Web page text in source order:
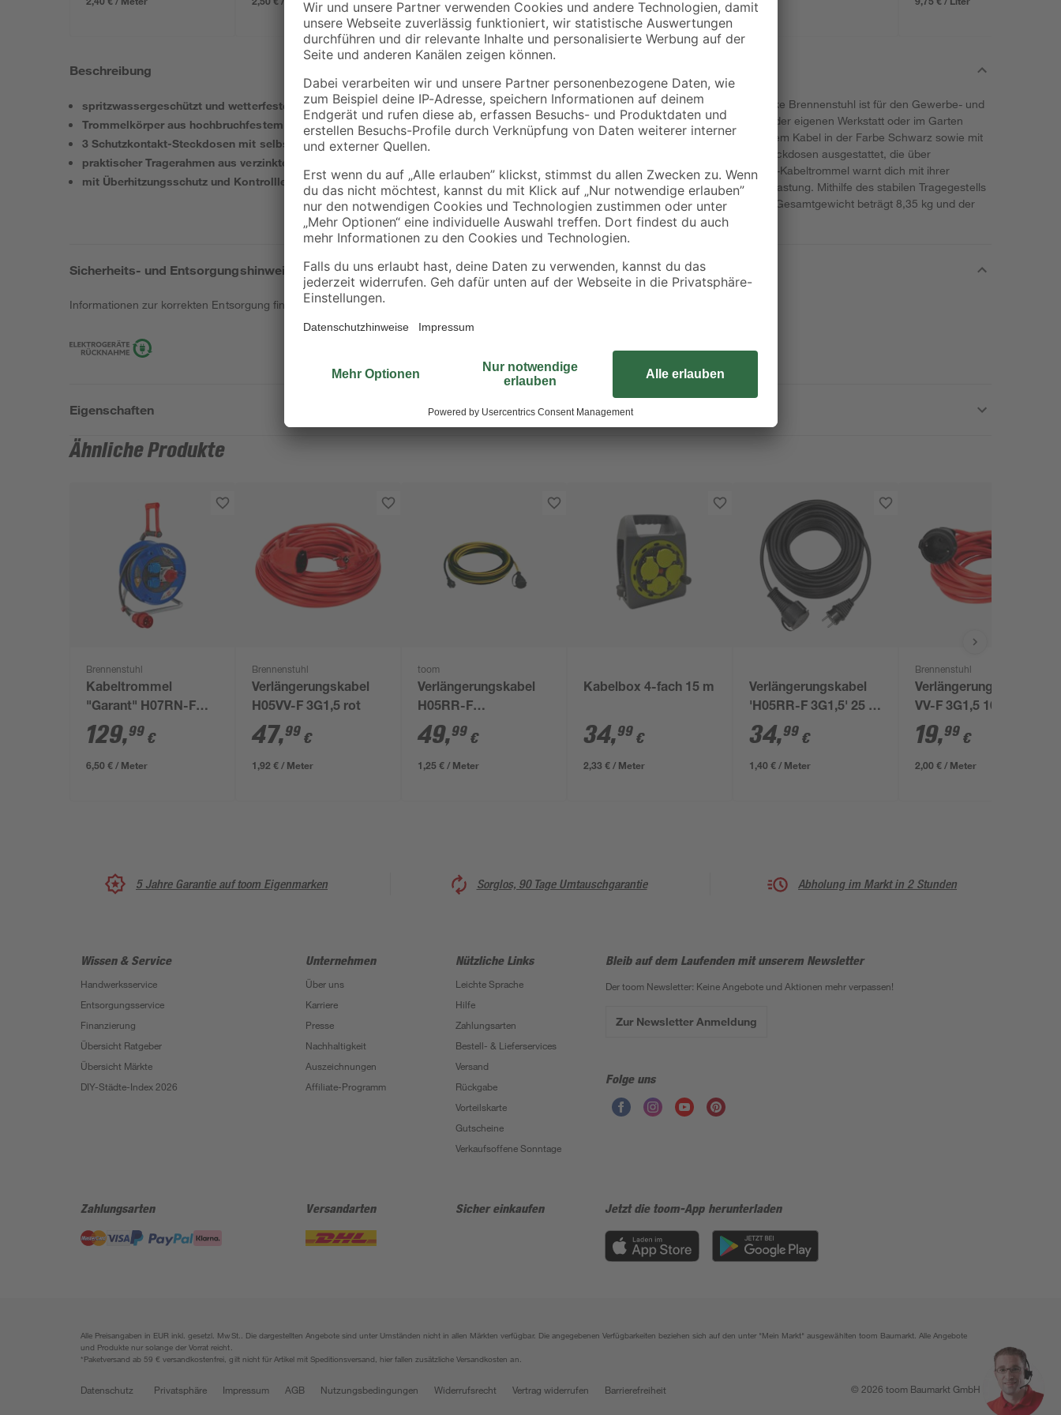
Beschreibung
spritzwassergeschützt und wetterfestes Kabel
Trommelkörper aus hochbruchfestem Spezialkunststoff
3 Schutzkontakt-Steckdosen mit selbstschließendem Deckel
praktischer Tragerahmen aus verzinktem Stahl
mit Überhitzungsschutz und Kontrollleuchte
Die gelbe Kabeltrommel 'Brobusta' von der Marke Brennenstuhl ist für den Gewerbe- und
Baustellen-Einsatz geeignet, kann aber auch in der eigenen Werkstatt oder im Garten
genutzt werden. Sie ist mit einem 40 Meter langem Kabel in der Farbe Schwarz sowie mit
drei spritzwassergeschützten Schutzkontakt-Steckdosen ausgestattet, die über
selbstschließende Deckel verfügen. Die Outdoor-Kabeltrommel warnt dich mit ihrer
Kontrollleuchte vor einer Überhitzung oder Überlastung. Mithilfe des stabilen Tragegestells
kannst du sie ganz bequem transportieren. Das Gesamtgewicht beträgt 8,35 kg und der
Trommeldurchmesser 29 cm. Made in Germany.
Sicherheits- und Entsorgungshinweise
Informationen zur korrekten Entsorgung findest duhier.
Eigenschaften
Ähnliche Produkte
Brennenstuhl
Kabeltrommel
"Garant" H07RN-F
5G2,5 20 m
129,99 €
6,50 € / Meter
Brennenstuhl
Verlängerungskabel
H05VV-F 3G1,5 rot
47,99 €
1,92 € / Meter
toom
Verlängerungskabel
H05RR-F
gelb/schwarz 40 m
49,99 €
1,25 € / Meter
Kabelbox 4-fach 15 m
34,99 €
2,33 € / Meter
Verlängerungskabel
'H05RR-F 3G1,5' 25 m
schwarz
34,99 €
1,40 € / Meter
Brennenstuhl
Verlängerungskabel
VV-F 3G1,5 10 m
19,99 €
2,00 € / Meter
5 Jahre Garantie auf toom Eigenmarken Sorglos, 90 Tage Umtauschgarantie Abholung im Markt in 2 Stunden
Wissen & Service
Handwerksservice
Entsorgungsservice
Finanzierung
Übersicht Ratgeber
Übersicht Märkte
DIY-Städte-Index 2026
Unternehmen
Über uns
Karriere
Presse
Nachhaltigkeit
Auszeichnungen
Affiliate-Programm
Nützliche Links
Leichte Sprache
Hilfe
Zahlungsarten
Bestell- & Lieferservices
Versand
Rückgabe
Vorteilskarte
Gutscheine
Verkaufsoffene Sonntage
Bleib auf dem Laufenden mit unserem Newsletter
Der toom Newsletter: Keine Angebote und Aktionen mehr verpassen!
Zur Newsletter Anmeldung
Folge uns
Zahlungsarten Versandarten Sicher einkaufen Jetzt die toom-App herunterladen
Alle Preisangaben in EUR inkl. gesetzl. MwSt.. Die dargestellten Angebote sind unter Umständen nicht in allen Märkten verfügbar. Die angegebenen Verfügbarkeiten beziehen sich auf den unter "Mein Markt" ausgewählten toom Baumarkt. Alle Angebote
und Produkte nur solange der Vorrat reicht.
*Paketversand ab 59 € versandkostenfrei, gilt nicht für Artikel mit Speditionsversand, hier fallen zusätzliche Versandkosten an.
Datenschutz Privatsphäre Impressum AGB Nutzungsbedingungen Widerrufsrecht Vertrag widerrufen Barrierefreiheit © 2026 toom Baumarkt GmbH